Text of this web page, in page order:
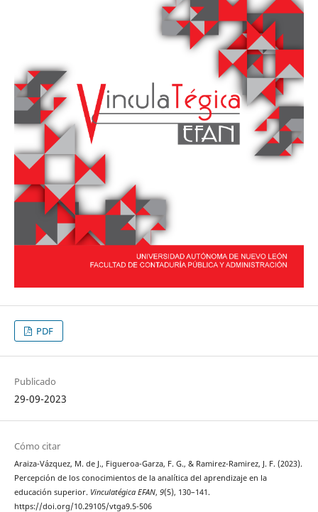
PDF
Publicado
29-09-2023
Cómo citar
Araiza-Vázquez, M. de J., Figueroa-Garza, F. G., & Ramirez-Ramirez, J. F. (2023).
Percepción de los conocimientos de la analítica del aprendizaje en la
educación superior. Vinculatégica EFAN, 9(5), 130–141.
https://doi.org/10.29105/vtga9.5-506